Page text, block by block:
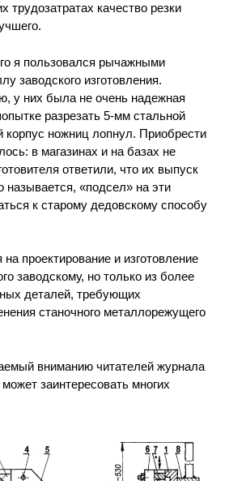
трудозатратах качество резки
я пользовался рычажными
заводского изготовления.
у них была не очень надежная
разрезать 5-мм стальной
корпус ножниц лопнул. Приобрести
в магазинах и на базах не
ответили, что их выпуск
называется, «подсел» на эти
к старому дедовскому способу
проектирование и изготовление
заводскому, но только из более
деталей, требующих
станочного металлорежущего
вниманию читателей журнала
заинтересовать многих